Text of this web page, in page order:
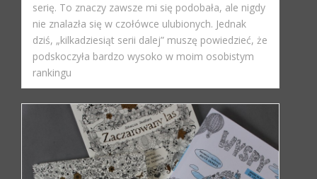
serię. To znaczy zawsze mi się podobała, ale nigdy
nie znalazła się w czołówce ulubionych. Jednak
dziś, „kilkadziesiąt serii dalej” muszę powiedzieć, że
podskoczyła bardzo wysoko w moim osobistym
rankingu